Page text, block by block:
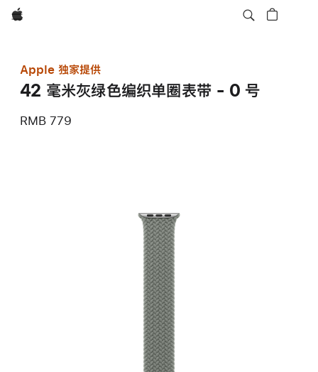
Apple
Apple 独家提供
42 毫米灰绿色编织单圈表带 - 0 号
RMB 779